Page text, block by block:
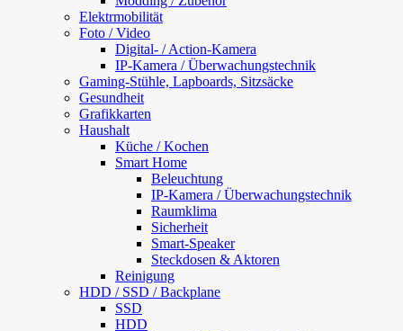
Elektrmobilität
Foto / Video
Digital- / Action-Kamera
IP-Kamera / Überwachungstechnik
Gaming-Stühle, Lapboards, Sitzsäcke
Gesundheit
Grafikkarten
Haushalt
Küche / Kochen
Smart Home
Beleuchtung
IP-Kamera / Überwachungstechnik
Raumklima
Sicherheit
Smart-Speaker
Steckdosen & Aktoren
Reinigung
HDD / SSD / Backplane
SSD
HDD